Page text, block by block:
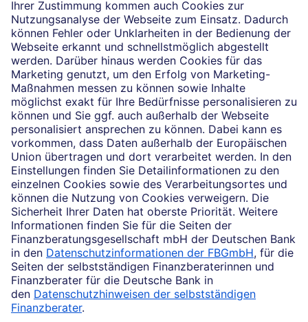
Ruhestand planen
Finanzgeschäften, die sie für die Deutsche Bank AG
vermitteln dürfen. Das Einverständnis zu den dabei
vermittelten Verträgen sowie in diesem
Zusammenhang erforderliche Erklärungen werden
stets rechtsverbindlich nur durch die Deutsche Bank
AG oder durch die mit ihr kooperierenden
Produktpartner gegeben.
Impressum
Rechtliche Hinweise
Datenschutz
Barrierefreiheit
Cookie-Einstellungen